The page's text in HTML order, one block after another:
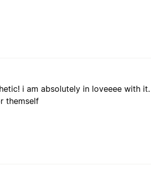
i am absolutely in loveeee with
themself